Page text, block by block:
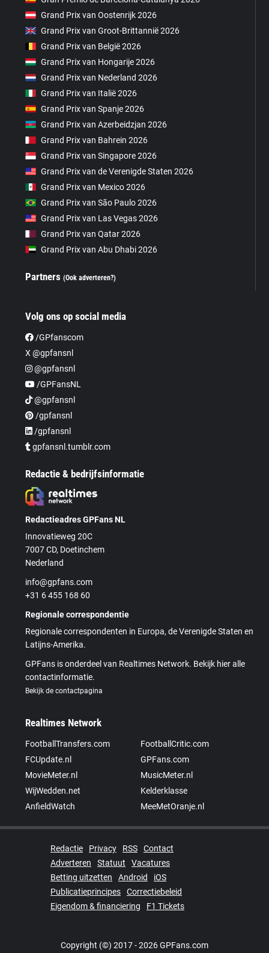
Grand Prix van Oostenrijk 2026
Grand Prix van Groot-Brittannië 2026
Grand Prix van België 2026
Grand Prix van Hongarije 2026
Grand Prix van Nederland 2026
Grand Prix van Italië 2026
Grand Prix van Spanje 2026
Grand Prix van Azerbeidzjan 2026
Grand Prix van Bahrein 2026
Grand Prix van Singapore 2026
Grand Prix van de Verenigde Staten 2026
Grand Prix van Mexico 2026
Grand Prix van São Paulo 2026
Grand Prix van Las Vegas 2026
Grand Prix van Qatar 2026
Grand Prix van Abu Dhabi 2026
Partners(Ook adverteren?)
Volg ons op social media
/GPfanscom
X @gpfansnl
@gpfansnl
/GPFansNL
@gpfansnl
/gpfansnl
/gpfansnl
gpfansnl.tumblr.com
Redactie & bedrijfsinformatie
Redactieadres GPFans NL
Innovatieweg 20C
7007 CD, Doetinchem
Nederland
info@gpfans.com
+31 6 455 168 60
Regionale correspondentie
Regionale correspondenten in Europa, de Verenigde Staten en
Latijns-Amerika.
GPFans is onderdeel van Realtimes Network. Bekijk hier alle
contactinformatie.
Bekijk de contactpagina
Realtimes Network
FootballTransfers.com
FootballCritic.com
FCUpdate.nl
GPFans.com
MovieMeter.nl
MusicMeter.nl
WijWedden.net
Kelderklasse
AnfieldWatch
MeeMetOranje.nl
Redactie Privacy RSS
Contact
Adverteren
Statuut
Vacatures
Betting uitzetten
Android
iOS
Publicatieprincipes
Correctiebeleid
Eigendom & financiering
F1 Tickets
Copyright (©) 2017 - 2026 GPFans.com